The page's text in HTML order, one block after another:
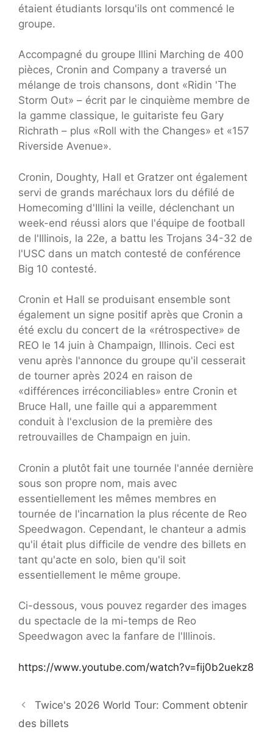
étaient étudiants lorsqu'ils ont commencé le
groupe.
Accompagné du groupe Illini Marching de 400
pièces, Cronin and Company a traversé un
mélange de trois chansons, dont «Ridin 'The
Storm Out» – écrit par le cinquième membre de
la gamme classique, le guitariste feu Gary
Richrath – plus «Roll with the Changes» et «157
Riverside Avenue».
Cronin, Doughty, Hall et Gratzer ont également
servi de grands maréchaux lors du défilé de
Homecoming d'Illini la veille, déclenchant un
week-end réussi alors que l'équipe de football
de l'Illinois, la 22e, a battu les Trojans 34-32 de
l'USC dans un match contesté de conférence
Big 10 contesté.
Cronin et Hall se produisant ensemble sont
également un signe positif après que Cronin a
été exclu du concert de la «rétrospective» de
REO le 14 juin à Champaign, Illinois. Ceci est
venu après l'annonce du groupe qu'il cesserait
de tourner après 2024 en raison de
«différences irréconciliables» entre Cronin et
Bruce Hall, une faille qui a apparemment
conduit à l'exclusion de la première des
retrouvailles de Champaign en juin.
Cronin a plutôt fait une tournée l'année dernière
sous son propre nom, mais avec
essentiellement les mêmes membres en
tournée de l'incarnation la plus récente de Reo
Speedwagon. Cependant, le chanteur a admis
qu'il était plus difficile de vendre des billets en
tant qu'acte en solo, bien qu'il soit
essentiellement le même groupe.
Ci-dessous, vous pouvez regarder des images
du spectacle de la mi-temps de Reo
Speedwagon avec la fanfare de l'Illinois.
https://www.youtube.com/watch?v=fij0b2uekz8
Twice's 2026 World Tour: Comment obtenir
des billets